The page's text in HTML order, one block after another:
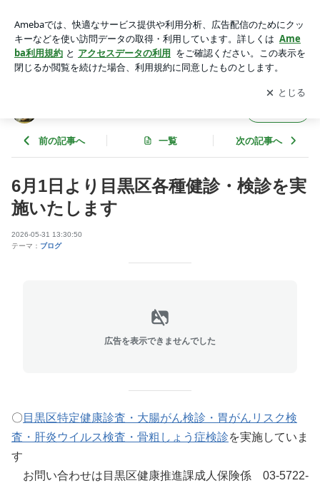
日記
アプリをダウンロードして ブログの更新通知
を受け取りまし
ょう。
開く
前の記事へ 一覧 次の記事へ
6月1日より目黒区各種健診・検診を実
施いたします
2026-05-31 13:30:50
テーマ： ブログ
広告を表示できませんでした
〇 目黒区特定健康診査・大腸がん検診・胃がんリスク検
査・肝炎ウイルス検査・骨粗しょう症検診を実施していま
す
お問い合わせは目黒区健康推進課成人保険係 03-5722-